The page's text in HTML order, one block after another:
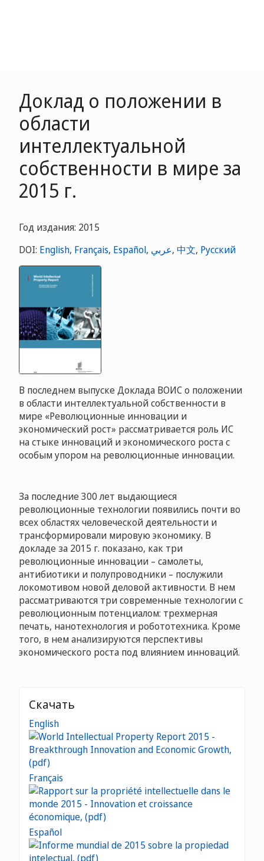
Доклад о положении в
области
интеллектуальной
собственности в мире за
2015 г.
Год издания: 2015
DOI: English, Français, Español, عربي, 中文, Русский
В последнем выпуске Доклада ВОИС о положении
в области интеллектуальной собственности в
мире «Революционные инновации и
экономический рост» рассматривается роль ИС
на стыке инноваций и экономического роста с
особым упором на революционные инновации.
За последние 300 лет выдающиеся
революционные технологии появились почти во
всех областях человеческой деятельности и
трансформировали мировую экономику. В
докладе за 2015 г. показано, как три
революционные инновации – самолеты,
антибиотики и полупроводники – послужили
локомотивом новой деловой активности. В нем
рассматриваются три современные технологии с
революционным потенциалом: трехмерная
печать, нанотехнология и робототехника. Кроме
того, в нем анализируются перспективы
экономического роста под влиянием инноваций.
Скачать
English
Français
Español